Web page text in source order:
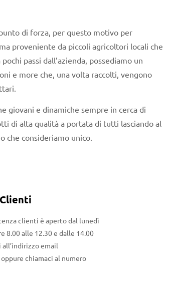
di forza, per questo motivo per
proveniente da piccoli agricoltori locali che
passi dall’azienda, possediamo un
e more che, una volta raccolti, vengono
giovani e dinamiche sempre in cerca di
di alta qualità a portata di tutti lasciando al
consideriamo unico.
clienti è aperto dal lunedì
8.00 alle 12.30 e dalle 14.00
all’indirizzo email
chiamaci al numero